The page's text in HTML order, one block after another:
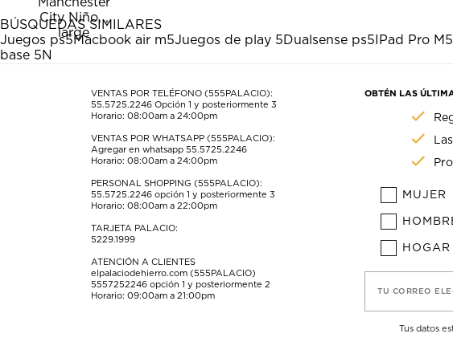
1
estrella
Esta
acción
formulario
2
estrellas.
Esta
acción
formulario
de
estrellas.
Esta
acción
formulario
de
estrellas.
Esta
acción
formulario
de
Esta
acción
formulario
de
envío.
BÚSQUEDAS SIMILARES
Juegos ps5Macbook air m5Juegos de play 5Dualsense ps5 IPad Pro M5
base 5N
VENTAS POR TELÉFONO (555PALACIO):
55.5725.2246 Opción 1 y posteriormente 3
Horario: 08:00am a 24:00pm
VENTAS POR WHATSAPP (555PALACIO):
Agregar en whatsapp 55.5725.2246
Horario: 08:00am a 24:00pm
PERSONAL SHOPPING (555PALACIO):
55.5725.2246 opción 1 y posteriormente 3
Horario: 08:00am a 22:00pm
TARJETA PALACIO:
5229.1999
ATENCIÓN A CLIENTES
elpalaciodehierro.com (555PALACIO)
5557252246 opción 1 y posteriormente 2
Horario: 09:00am a 21:00pm
OBTÉN LAS
MUJER
HOGAR
TU CORREO
Tus datos